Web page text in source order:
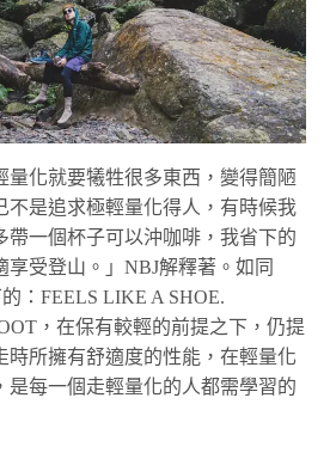
量化就要犧牲很多東西，變得簡陋
不是追求極輕量化得人，有時候我
帶一個杯子可以沖咖啡，我省下的
享受登山。」NBJ解釋著。如同
：FEELS LIKE A SHOE.
，在保有較輕的前提之下，仍提
時所擁有舒適度的性能，在輕量化
是每一個走輕量化的人都需學習的